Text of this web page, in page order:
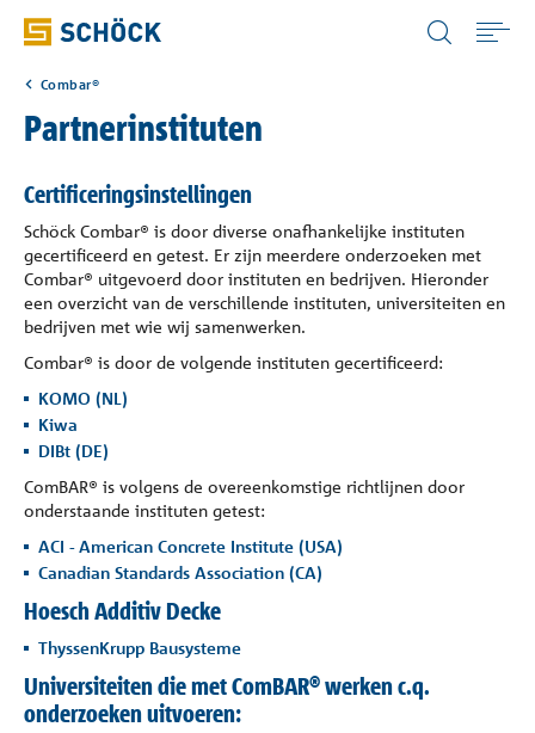
Producten
Digitale oplossingen
Download
Bouwfysica Portaal
Referenties
Onderneming
Contact
Belgium (BE) Vlaams
Combar®
Partnerinstituten
Certificeringsinstellingen
Schöck Combar® is door diverse onafhankelijke instituten
gecertificeerd en getest. Er zijn meerdere onderzoeken met
Combar® uitgevoerd door instituten en bedrijven. Hieronder
een overzicht van de verschillende instituten, universiteiten en
bedrijven met wie wij samenwerken.
Combar® is door de volgende instituten gecertificeerd:
KOMO (NL)
Kiwa
DIBt (DE)
ComBAR® is volgens de overeenkomstige richtlijnen door
onderstaande instituten getest:
ACI - American Concrete Institute (USA)
Canadian Standards Association (CA)
Hoesch Additiv Decke
ThyssenKrupp Bausysteme
Universiteiten die met ComBAR® werken c.q.
onderzoeken uitvoeren: